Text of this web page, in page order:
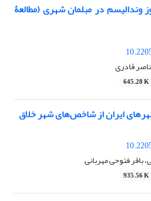
وندالیسم در مبلمان شهری (مطالعۀ
قادری
645.28 K
ایران از شاخص‌های شهر خلاق
فتوحی مهربانی
935.56 K